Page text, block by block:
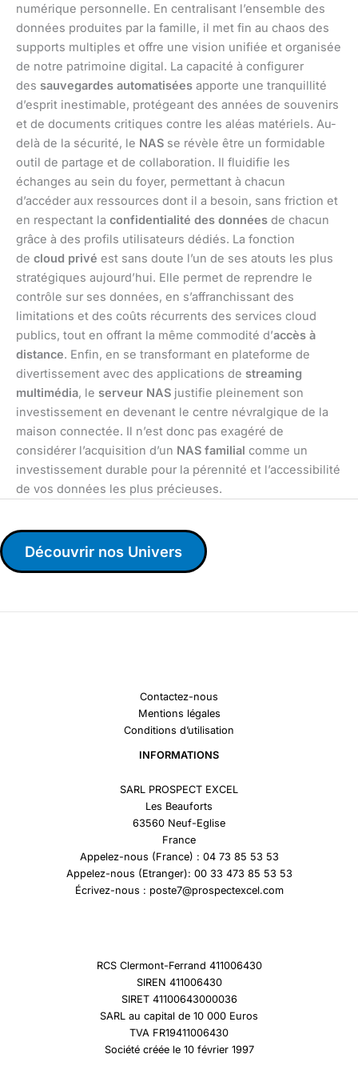
numérique personnelle. En centralisant l’ensemble des
données produites par la famille, il met fin au chaos des
supports multiples et offre une vision unifiée et organisée
de notre patrimoine digital. La capacité à configurer
des sauvegardes automatisées apporte une tranquillité
d’esprit inestimable, protégeant des années de souvenirs
et de documents critiques contre les aléas matériels. Au-
delà de la sécurité, le NAS se révèle être un formidable
outil de partage et de collaboration. Il fluidifie les
échanges au sein du foyer, permettant à chacun
d’accéder aux ressources dont il a besoin, sans friction et
en respectant la confidentialité des données de chacun
grâce à des profils utilisateurs dédiés. La fonction
de cloud privé est sans doute l’un de ses atouts les plus
stratégiques aujourd’hui. Elle permet de reprendre le
contrôle sur ses données, en s’affranchissant des
limitations et des coûts récurrents des services cloud
publics, tout en offrant la même commodité d’accès à
distance. Enfin, en se transformant en plateforme de
divertissement avec des applications de streaming
multimédia, le serveur NAS justifie pleinement son
investissement en devenant le centre névralgique de la
maison connectée. Il n’est donc pas exagéré de
considérer l’acquisition d’un NAS familial comme un
investissement durable pour la pérennité et l’accessibilité
de vos données les plus précieuses.
Découvrir nos Univers
Contactez-nous
Mentions légales
Conditions d’utilisation
INFORMATIONS
SARL PROSPECT EXCEL
Les Beauforts
63560 Neuf-Eglise
France
Appelez-nous (France) : 04 73 85 53 53
Appelez-nous (Etranger): 00 33 473 85 53 53
Écrivez-nous : poste7@prospectexcel.com
RCS Clermont-Ferrand 411006430
SIREN 411006430
SIRET 41100643000036
SARL au capital de 10 000 Euros
TVA FR19411006430
Société créée le 10 février 1997